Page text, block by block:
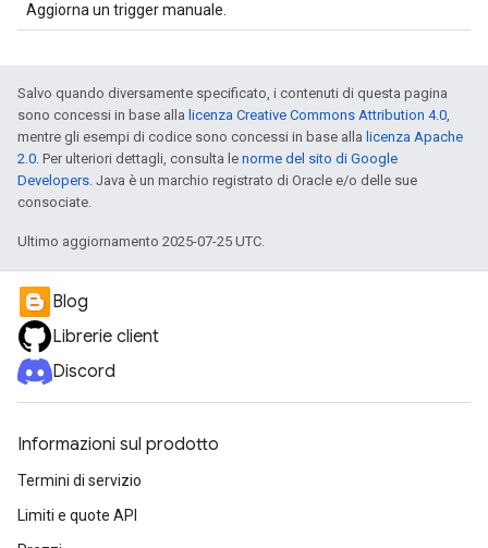
Aggiorna un trigger manuale.
Salvo quando diversamente specificato, i contenuti di questa pagina
sono concessi in base alla licenza Creative Commons Attribution 4.0,
mentre gli esempi di codice sono concessi in base alla licenza Apache
2.0. Per ulteriori dettagli, consulta le norme del sito di Google
Developers. Java è un marchio registrato di Oracle e/o delle sue
consociate.
Ultimo aggiornamento 2025-07-25 UTC.
Blog
Librerie client
Discord
Informazioni sul prodotto
Termini di servizio
Limiti e quote API